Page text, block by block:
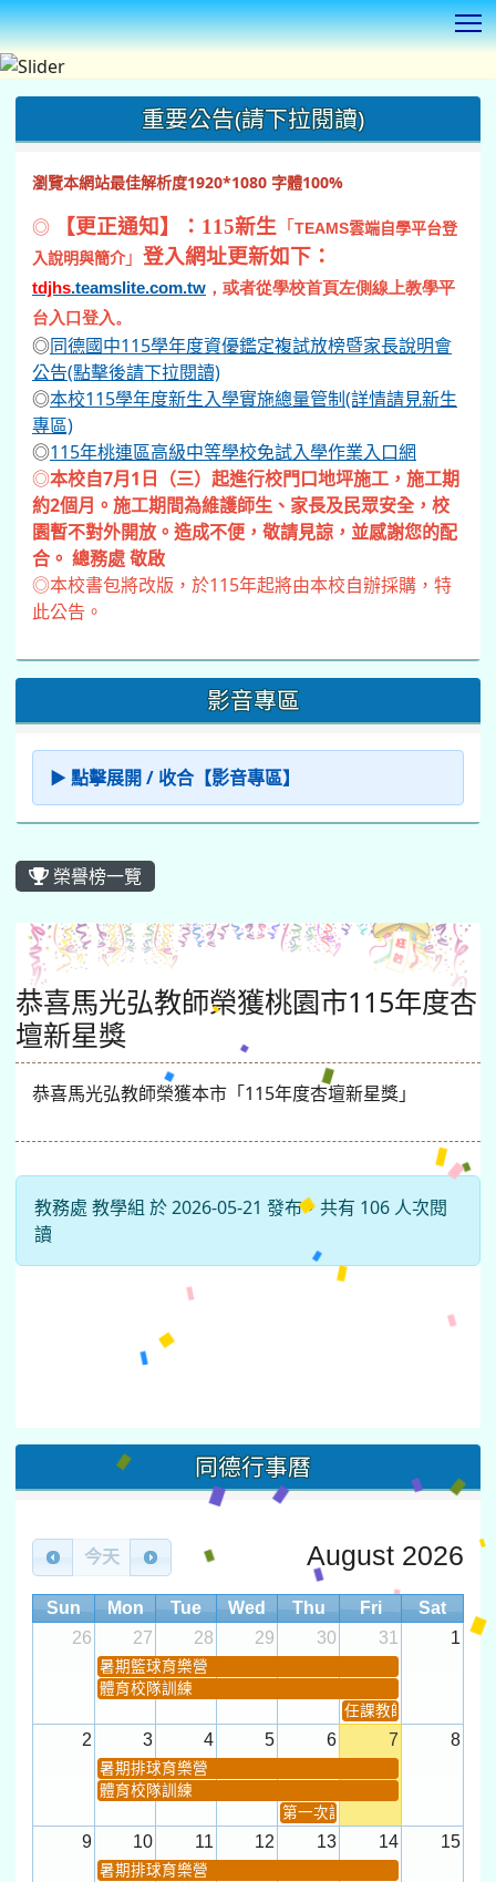
重要公告(請下拉閱讀)
瀏覽本網站最佳解析度1920*1080 字體100%
◎ 【更正通知】：115新生 「 TEAMS雲端自學平台登
入說明與簡介」 登入網址更新如下：
tdjhs.teamslite.com.tw ，或者從學校首頁左側線上教學平
台入口登入。
◎同德國中115學年度資優鑑定複試放榜暨家長說明會
公告(點擊後請下拉閱讀)
◎本校115學年度新生入學實施總量管制(詳情請見新生
專區)
◎115年桃連區高級中等學校免試入學作業入口網
◎本校自7月1日（三）起進行校門口地坪施工，施工期
約2個月。施工期間為維護師生、家長及民眾安全，校
園暫不對外開放。造成不便，敬請見諒，並感謝您的配
合。 總務處 敬啟
◎本校書包將改版，於115年起將由本校自辦採購，特
此公告。
影音專區
▶ 點擊展開 / 收合【影音專區】
榮譽榜一覽
恭喜馬光弘教師榮獲桃園市115年度杏
壇新星獎
恭喜馬光弘教師榮獲本市「115年度杏壇新星獎」
教務處 教學組 於 2026-05-21 發布，共有 106 人次閱
讀
同德行事曆
今天 August 2026
Sun Mon Tue Wed Thu Fri
Sat
26
27 28 29 30 31 1
暑期籃球育樂營
體育校隊訓練
任課教師抽籤
2 3 4 5 6 7 8
暑期排球育樂營
體育校隊訓練
第一次課發會 (12:30~)
9 10 11 12 13 14 15
暑期排球育樂營